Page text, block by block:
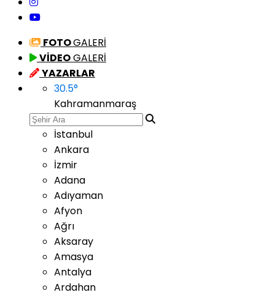
FOTOGALERİ
VİDEOGALERİ
YAZARLAR
30.5°
Kahramanmaraş
İstanbul
Ankara
İzmir
Adana
Adıyaman
Afyon
Ağrı
Aksaray
Amasya
Antalya
Ardahan